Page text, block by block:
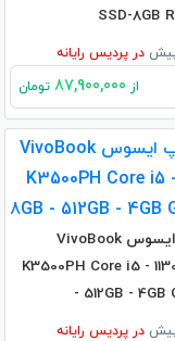
SSD-8GB
در پردیس رایانه
از تومان
لپ تاپ ایسوس VivoBook
K3500PH Core i5 -
- 512GB - 4GB
در پردیس رایانه